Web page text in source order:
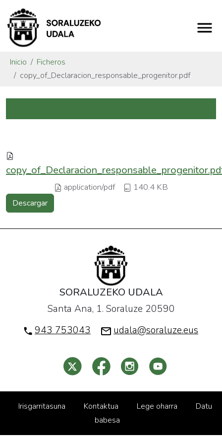
Inicio
Ficheros
copy_of_Declaracion_responsable_progenitor.pdf
application/pdf 140.4 KB
Descargar
SORALUZEKO UDALA
Santa Ana, 1. Soraluze 20590
943 753043
udala@soraluze.eus
Irisgarritasuna Kontaktua Lege oharra
Datu
babesa